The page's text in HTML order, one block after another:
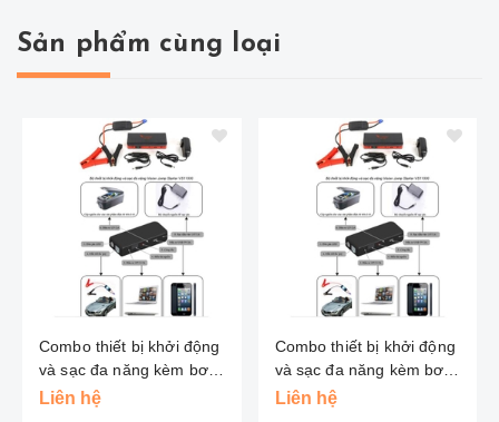
Sản phẩm cùng loại
Combo thiết bị khởi động
và sạc đa năng kèm bơm
Vision
Liên hệ
Combo thiết bị khởi động
và sạc đa năng kèm bơm
Vision
Liên hệ